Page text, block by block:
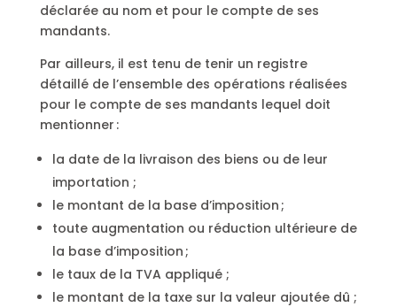
déclarée au nom et pour le compte de ses
mandants.
Par ailleurs, il est tenu de tenir un registre
détaillé de l’ensemble des opérations réalisées
pour le compte de ses mandants lequel doit
mentionner :
la date de la livraison des biens ou de leur
importation ;
le montant de la base d’imposition ;
toute augmentation ou réduction ultérieure de
la base d’imposition ;
le taux de la TVA appliqué ;
le montant de la taxe sur la valeur ajoutée dû ;